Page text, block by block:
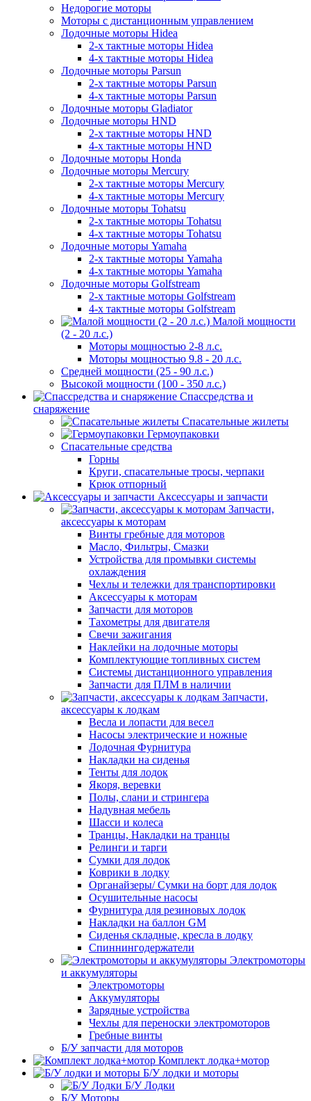
Недорогие моторы
Моторы с дистанционным управлением
Лодочные моторы Hidea
2-х тактные моторы Hidea
4-х тактные моторы Hidea
Лодочные моторы Parsun
2-х тактные моторы Parsun
4-х тактные моторы Parsun
Лодочные моторы Gladiator
Лодочные моторы HND
2-х тактные моторы HND
4-х тактные моторы HND
Лодочные моторы Honda
Лодочные моторы Mercury
2-х тактные моторы Mercury
4-х тактные моторы Mercury
Лодочные моторы Tohatsu
2-х тактные моторы Tohatsu
4-х тактные моторы Tohatsu
Лодочные моторы Yamaha
2-х тактные моторы Yamaha
4-х тактные моторы Yamaha
Лодочные моторы Golfstream
2-х тактные моторы Golfstream
4-х тактные моторы Golfstream
Малой мощности
(2 - 20 л.с.)
Моторы мощностью 2-8 л.с.
Моторы мощностью 9.8 - 20 л.с.
Средней мощности (25 - 90 л.с.)
Высокой мощности (100 - 350 л.с.)
Спассредства и
снаряжение
Спасательные жилеты
Гермоупаковки
Спасательные средства
Горны
Круги, спасательные тросы, черпаки
Крюк отпорный
Аксессуары и запчасти
Запчасти,
аксессуары к моторам
Винты гребные для моторов
Масло, Фильтры, Смазки
Устройства для промывки системы
охлаждения
Чехлы и тележки для транспортировки
Аксессуары к моторам
Запчасти для моторов
Тахометры для двигателя
Свечи зажигания
Наклейки на лодочные моторы
Комплектующие топливных систем
Системы дистанционного управления
Запчасти для ПЛМ в наличии
Запчасти,
аксессуары к лодкам
Весла и лопасти для весел
Насосы электрические и ножные
Лодочная Фурнитура
Накладки на сиденья
Тенты для лодок
Якоря, веревки
Полы, слани и стрингера
Надувная мебель
Шасси и колеса
Транцы, Накладки на транцы
Релинги и тарги
Сумки для лодок
Коврики в лодку
Органайзеры/ Сумки на борт для лодок
Осушительные насосы
Фурнитура для резиновых лодок
Накладки на баллон GM
Сиденья складные, кресла в лодку
Спиннингодержатели
Электромоторы
и аккумуляторы
Электромоторы
Аккумуляторы
Зарядные устройства
Чехлы для переноски электромоторов
Гребные винты
Б/У запчасти для моторов
Комплект лодка+мотор
Б/У лодки и моторы
Б/У Лодки
Б/У Моторы